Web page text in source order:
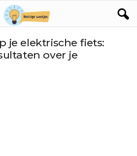
je elektrische fiets:
over je